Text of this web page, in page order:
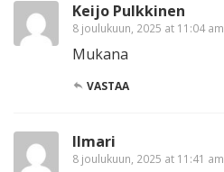
Keijo Pulkkinen
8 joulukuun, 2025 at 11:04 am
Mukana
VASTAA
Ilmari
8 joulukuun, 2025 at 11:41 am